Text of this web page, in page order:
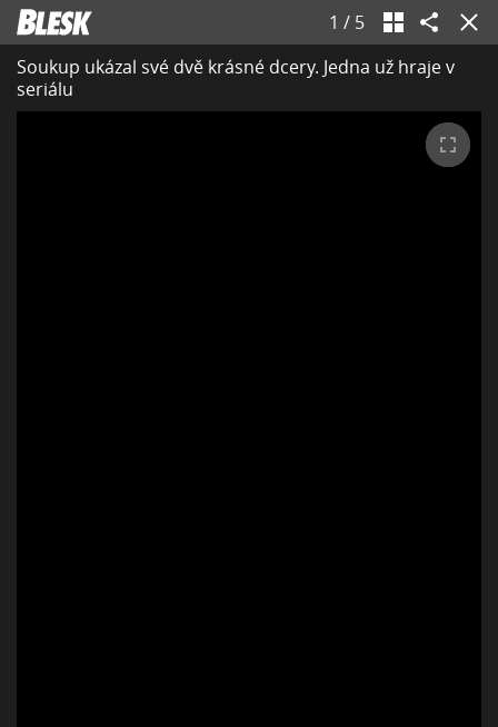
1 / 5
Soukup ukázal své dvě krásné dcery. Jedna už hraje v
seriálu